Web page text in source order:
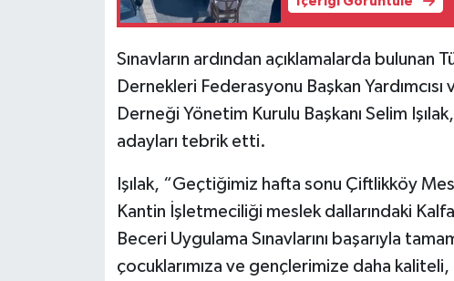
Sınavların ardından açıklamalarda
Dernekleri Federasyonu Başkan
Derneği Yönetim Kurulu Başkanı Selim
adayları tebrik etti.
Işılak, “Geçtiğimiz hafta sonu Çiftlikköy
Kantin İşletmeciliği meslek dallarındaki
Beceri Uygulama Sınavlarını başarıyla
çocuklarımıza ve gençlerimize daha